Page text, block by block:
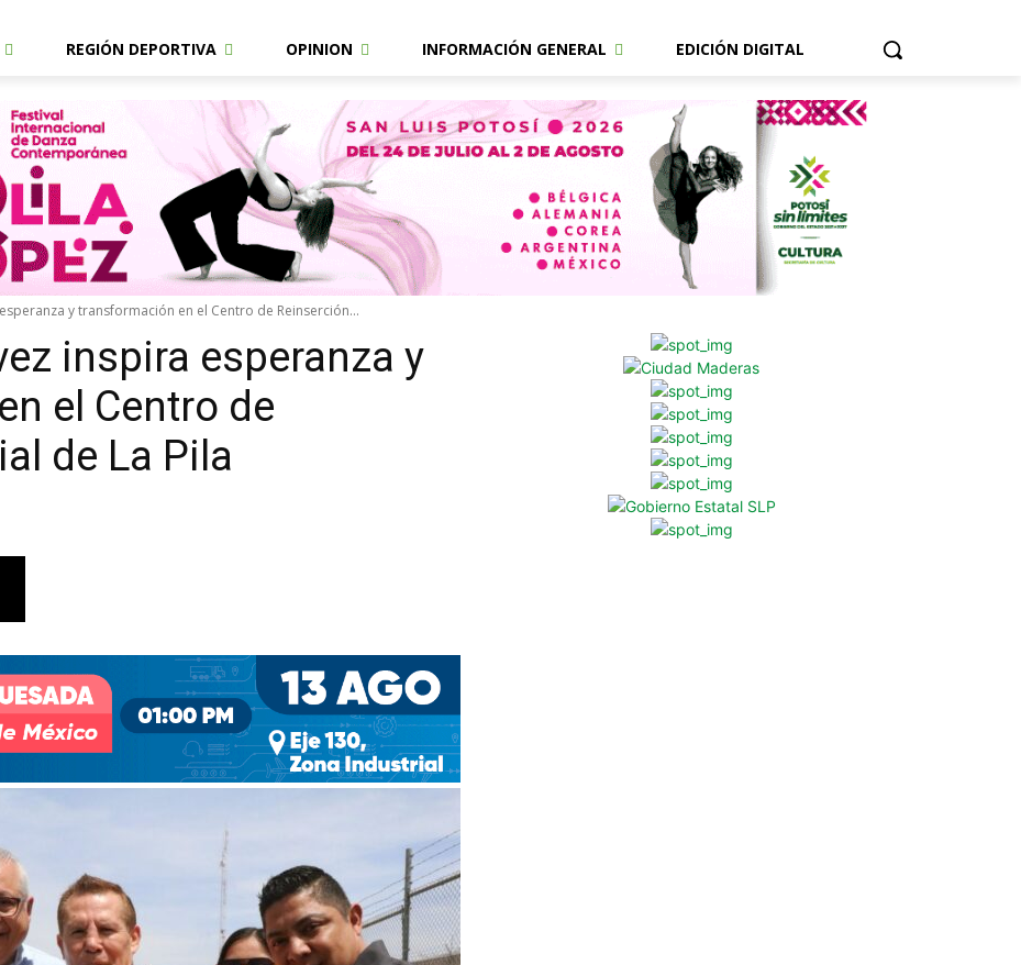
REGIÓN DEPORTIVA OPINION INFORMACIÓN GENERAL EDICIÓN DIGITAL
y transformación en el Centro de Reinserción...
inspira esperanza y
el Centro de
de La Pila